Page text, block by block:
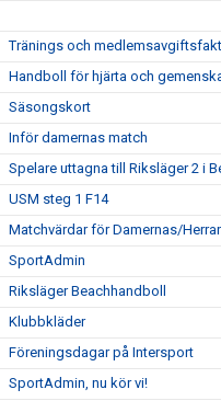
Tränings och
Handboll för hjärta och
Säsongskort
Inför damernas match
Spelare uttagna till Riksläger 2 i
USM steg 1 F14
Matchvärdar för Damernas/
SportAdmin
Riksläger Beachhandboll
Klubbkläder
Föreningsdagar på Intersport
SportAdmin, nu kör vi!